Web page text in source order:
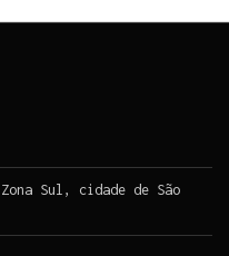
Sul, cidade de São